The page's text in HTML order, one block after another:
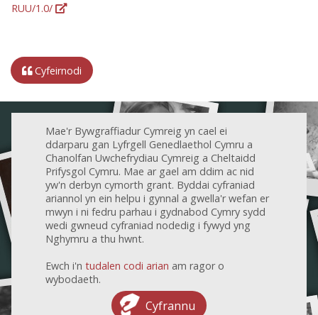
RUU/1.0/
Cyfeirnodi
Mae'r Bywgraffiadur Cymreig yn cael ei
ddarparu gan Lyfrgell Genedlaethol Cymru a
Chanolfan Uwchefrydiau Cymreig a Cheltaidd
Prifysgol Cymru. Mae ar gael am ddim ac nid
yw'n derbyn cymorth grant. Byddai cyfraniad
ariannol yn ein helpu i gynnal a gwella'r wefan er
mwyn i ni fedru parhau i gydnabod Cymry sydd
wedi gwneud cyfraniad nodedig i fywyd yng
Nghymru a thu hwnt.
Ewch i'n tudalen codi arian am ragor o
wybodaeth.
Cyfrannu